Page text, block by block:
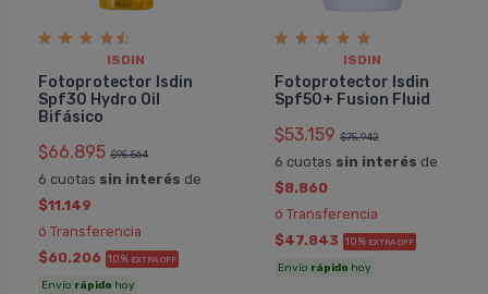
ISDIN
Fotoprotector Isdin
Spf30 Hydro Oil
Bifásico
$66.895 $95.564
6 cuotas sin interés de
$11.149
ó Transferencia
$60.206 10% EXTRA OFF
Envío rápido hoy
ISDIN
Fotoprotector Isdin
Spf50+ Fusion Fluid
$53.159 $75.942
6 cuotas sin interés de
$8.860
ó Transferencia
$47.843 10% EXTRA OFF
Envío rápido hoy